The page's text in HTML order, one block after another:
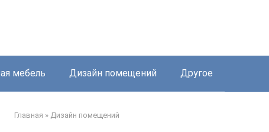
мебель Дизайн помещений Другое
Главная » Дизайн помещений